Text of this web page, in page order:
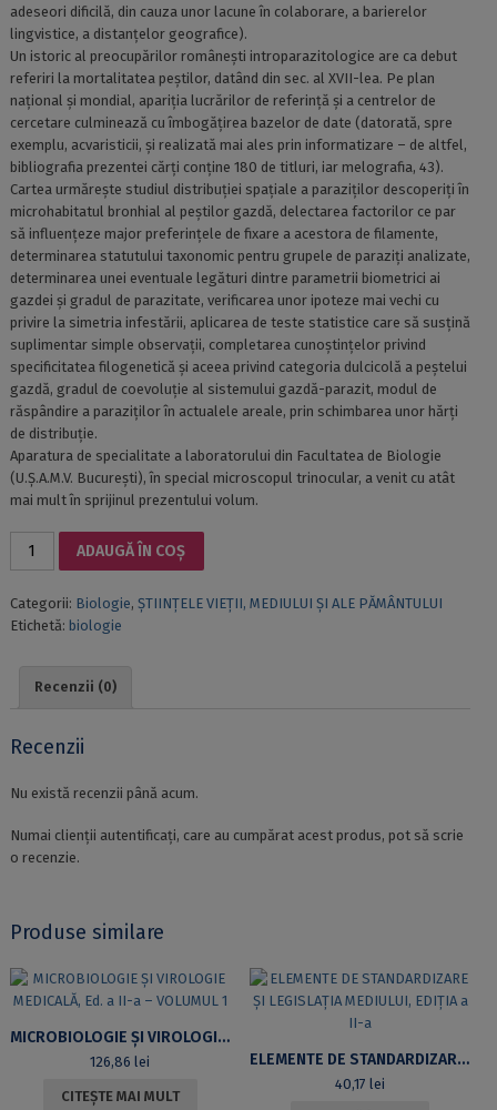
adeseori dificilă, din cauza unor lacune în colaborare, a barierelor
lingvistice, a distanțelor geografice).
Un istoric al preocupărilor românești introparazitologice are ca debut
referiri la mortalitatea peștilor, datând din sec. al XVII-lea. Pe plan
național și mondial, apariția lucrărilor de referință și a centrelor de
cercetare culminează cu îmbogățirea bazelor de date (datorată, spre
exemplu, acvaristicii, și realizată mai ales prin informatizare – de altfel,
bibliografia prezentei cărți conține 180 de titluri, iar melografia, 43).
Cartea urmărește studiul distribuției spațiale a paraziților descoperiți în
microhabitatul bronhial al peștilor gazdă, delectarea factorilor ce par
să influențeze major preferințele de fixare a acestora de filamente,
determinarea statutului taxonomic pentru grupele de paraziți analizate,
determinarea unei eventuale legături dintre parametrii biometrici ai
gazdei și gradul de parazitate, verificarea unor ipoteze mai vechi cu
privire la simetria infestării, aplicarea de teste statistice care să susțină
suplimentar simple observații, completarea cunoștințelor privind
specificitatea filogenetică și aceea privind categoria dulcicolă a peștelui
gazdă, gradul de coevoluție al sistemului gazdă-parazit, modul de
răspândire a paraziților în actualele areale, prin schimbarea unor hărți
de distribuție.
Aparatura de specialitate a laboratorului din Facultatea de Biologie
(U.Ș.A.M.V. București), în special microscopul trinocular, a venit cu atât
mai mult în sprijinul prezentului volum.
Cantitate
ECOLOGIE
A
LA
DE
DULCICOLI
DIN
ADAUGĂ ÎN COȘ
Categorii: Biologie, ȘTIINȚELE VIEȚII, MEDIULUI ȘI ALE PĂMÂNTULUI
Etichetă: biologie
Recenzii (0)
Recenzii
Nu există recenzii până acum.
Numai clienții autentificați, care au cumpărat acest produs, pot să scrie
o recenzie.
Produse similare
MICROBIOLOGIE ȘI VIROLOGIE MEDICALĂ, ED. A II-A – VOLUMUL 1
126,86lei
CITEȘTE MAI MULT
ELEMENTE DE STANDARDIZARE ȘI LEGISLAȚIA MEDIULUI, EDIȚIA A II-A
40,17lei